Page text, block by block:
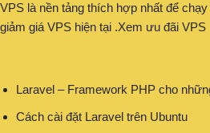
VPS là nền tảng thích hợp nhất để
giảm giá VPS hiện tại .Xem ưu đãi VPS
Laravel – Framework PHP cho
Cách cài đặt Laravel trên Ubuntu